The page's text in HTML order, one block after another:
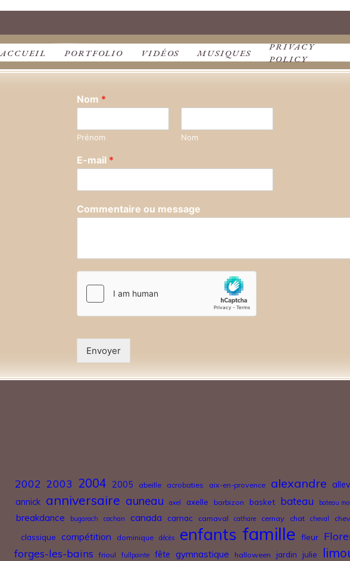
ACCUEIL PORTFOLIO VIDÉOS MUSIQUES
PRIVACY
POLICY
Nom *
Prénom Nom
E-mail *
Commentaire ou message
Envoyer
2002 2003 2004 2005 abeille acrobaties aix-en-provence alexandre
annick anniversaire auneau axel axelle barbizon basket bateau bateau
breakdance bugarach cachan canada carnac carnaval cathare cernay chat cheval
classique compétition dominique décès enfants famille fleur
forges-les-bains frioul fullpointe fête gymnastique halloween jardin julie